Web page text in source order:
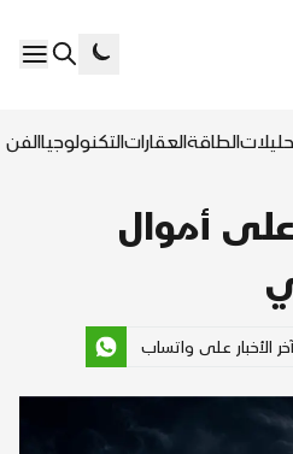
الطاقةالعقاراتالتكنولوجياالفن
أموال
الأخبار على واتساب